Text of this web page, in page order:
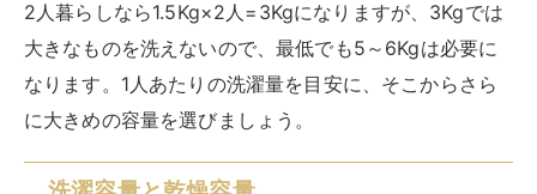
洗濯容量10㎏の洗濯機の場合、乾燥容量は半分の5Kgで
あることが多いです。乾燥機能を頻繁に使う人にとって
は、大きなデメリットになってしまいます。
乾燥機能を頻繁に使うのであれば、乾燥機能の容量を確